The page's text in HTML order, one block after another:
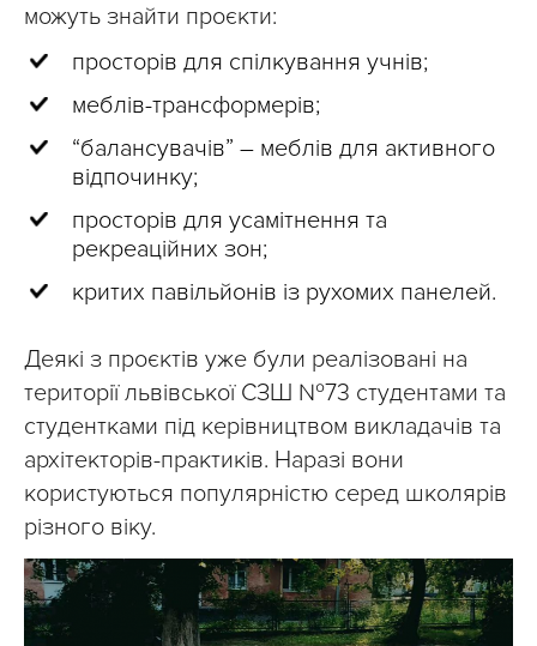
можуть знайти проєкти:
просторів для спілкування учнів;
меблів-трансформерів;
“балансувачів” – меблів для активного
відпочинку;
просторів для усамітнення та
рекреаційних зон;
критих павільйонів із рухомих панелей.
Деякі з проєктів уже були реалізовані на
території львівської СЗШ №73 студентами та
студентками під керівництвом викладачів та
архітекторів-практиків. Наразі вони
користуються популярністю серед школярів
різного віку.